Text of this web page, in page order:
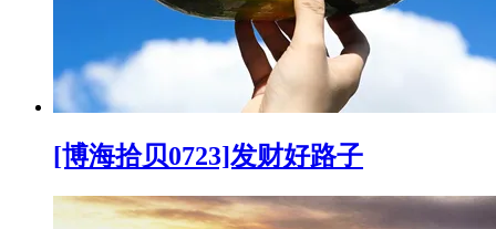
[博海拾贝0723]发财好路子